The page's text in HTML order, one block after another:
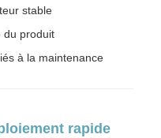
stable
du produit
à la maintenance
rapide